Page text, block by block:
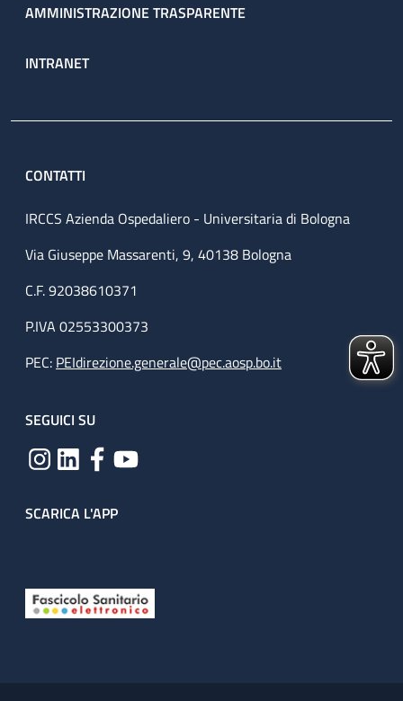
AMMINISTRAZIONE TRASPARENTE
INTRANET
CONTATTI
IRCCS Azienda Ospedaliero - Universitaria di Bologna
Via Giuseppe Massarenti, 9, 40138 Bologna
C.F. 92038610371
P.IVA 02553300373
PEC: PEIdirezione.generale@pec.aosp.bo.it
SEGUICI SU
SCARICA L'APP